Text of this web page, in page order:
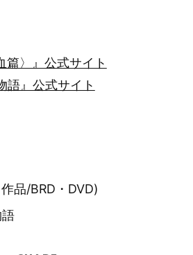
篇〉』公式サイト
語』公式サイト
品/BRD・DVD)